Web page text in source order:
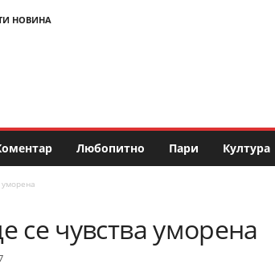
НОВИНА
Любопитно Пари Култура
се чувства уморена